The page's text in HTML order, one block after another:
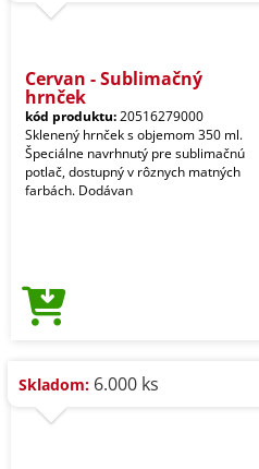
Cervan - Sublimačný
hrnček
kód produktu:20516279000
Sklenený hrnček s objemom 350 ml.
Špeciálne navrhnutý pre sublimačnú
potlač, dostupný v rôznych matných
farbách. Dodávan
Skladom: 6.000 ks